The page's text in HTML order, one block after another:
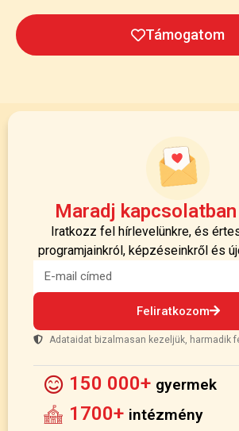
Támogatom
Maradj
Iratkozz fel hírlevelünkre, és
programjainkról, képzéseinkről és
Feliratkozom
Adataidat bizalmasan kezeljük, harmadik
150 000+ gyermek
1700+ intézmény